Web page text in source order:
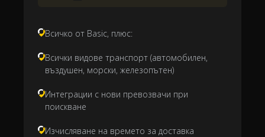
Всичко от Basic, плюс:
Всички видове транспорт (автомобилен,
въздушен, морски, железопътен)
Интеграции с нови превозвачи при
поискване
Изчисляване на времето за доставка